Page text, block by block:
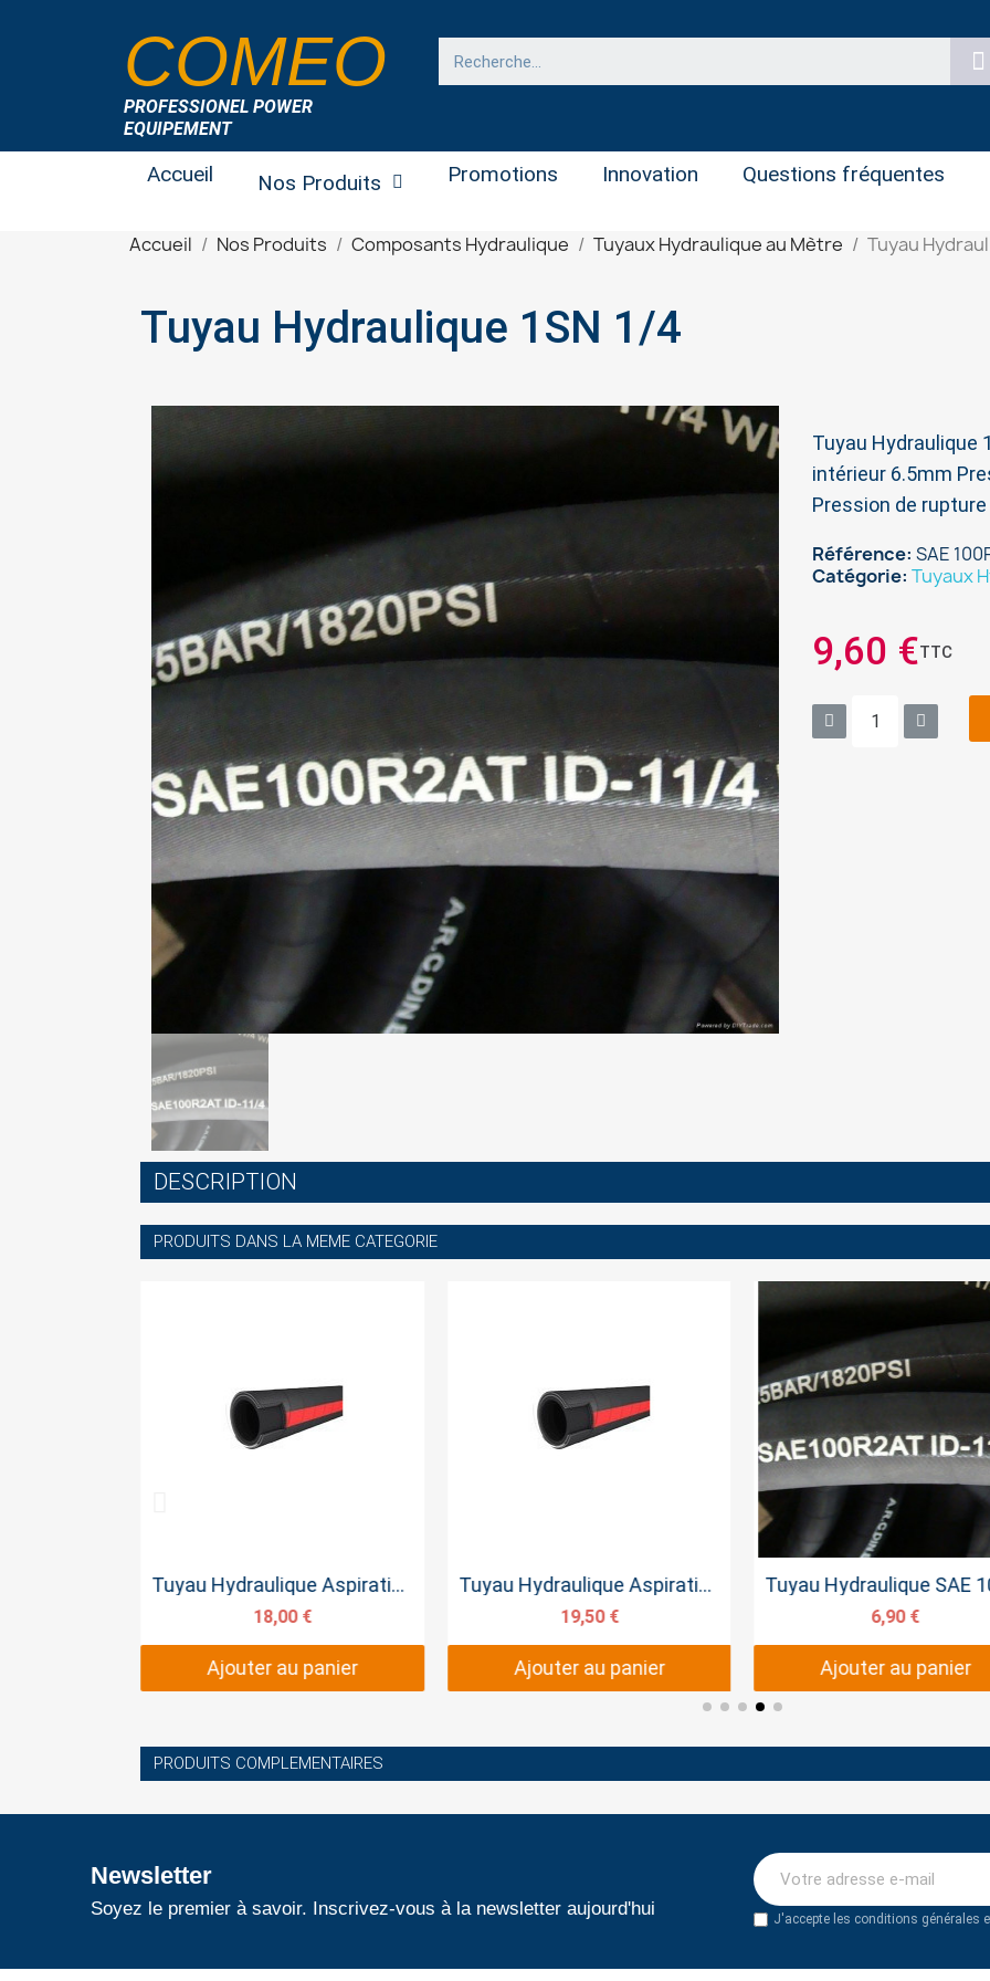
COMEO
PROFESSIONEL POWER
EQUIPEMENT
Accueil Nos Produits Promotions Innovation Questions fréquentes
Accueil Nos Produits Composants Hydraulique Tuyaux Hydraulique au Mètre Tuyau
Tuyau Hydraulique 1SN 1/4
Tuyau Hydraulique
intérieur 6.5mm
Pression de rupture
Référence SAE
Catégorie Tuyaux
9,60 €TTC
DESCRIPTION
PRODUITS DANS LA MEME CATEGORIE
Aperçu rapide Tuyau Hydraulique Aspiration 25 mm Caoutchouc
18,00 €
Ajouter au panier
Aperçu rapide Tuyau Hydraulique Aspiration 32 mm Caoutchouc
19,50 €
Ajouter au panier
Aperçu rapide
6,90 €
Ajouter au panier
PRODUITS COMPLEMENTAIRES
Newsletter
Soyez le premier à savoir. Inscrivez-vous à la newsletter aujourd'hui
J'accepte les conditions générales
Sign in